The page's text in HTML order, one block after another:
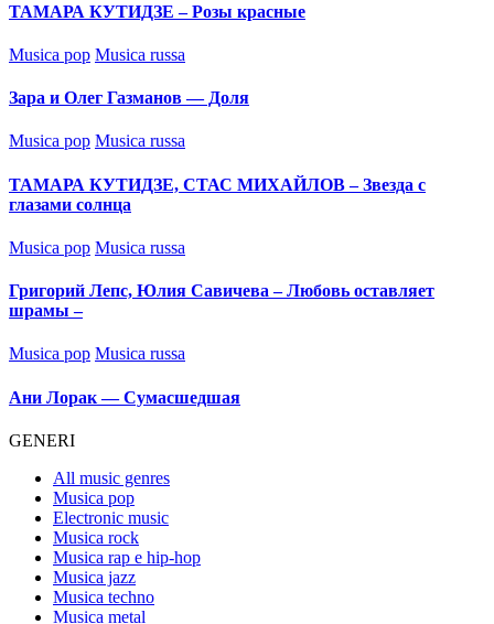
ТАМАРА КУТИДЗЕ – Розы красные
Posted
Musica pop Musica russa
Зара и Олег Газманов — Доля
Posted
Musica pop Musica russa
ТАМАРА КУТИДЗЕ, СТАС МИХАЙЛОВ – Звезда с
глазами солнца
Posted
Musica pop Musica russa
Григорий Лепс, Юлия Савичева – Любовь оставляет
шрамы –
Posted
Musica pop Musica russa
Ани Лорак — Сумасшедшая
GENERI
All music genres
Musica pop
Electronic music
Musica rock
Musica rap e hip-hop
Musica jazz
Musica techno
Musica metal